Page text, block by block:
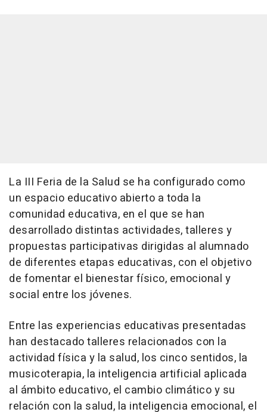
La III Feria de la Salud se ha configurado como
un espacio educativo abierto a toda la
comunidad educativa, en el que se han
desarrollado distintas actividades, talleres y
propuestas participativas dirigidas al alumnado
de diferentes etapas educativas, con el objetivo
de fomentar el bienestar físico, emocional y
social entre los jóvenes.
Entre las experiencias educativas presentadas
han destacado talleres relacionados con la
actividad física y la salud, los cinco sentidos, la
musicoterapia, la inteligencia artificial aplicada
al ámbito educativo, el cambio climático y su
relación con la salud, la inteligencia emocional, el